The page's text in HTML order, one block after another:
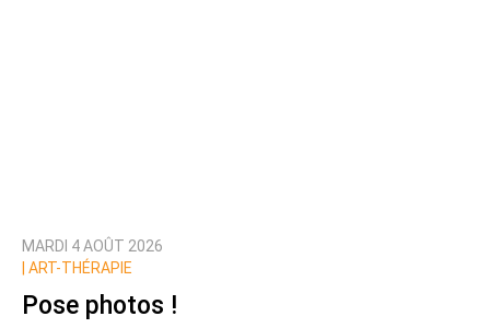
MARDI 4 AOÛT 2026
ART-THÉRAPIE
Pose photos !